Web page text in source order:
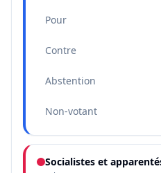
Pour
Contre
Abstention
Non-votant
Socialistes et